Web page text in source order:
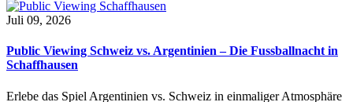
Juli 09, 2026
Public Viewing Schweiz vs. Argentinien – Die Fussballnacht in
Schaffhausen
Erlebe das Spiel Argentinien vs. Schweiz in einmaliger Atmosphäre